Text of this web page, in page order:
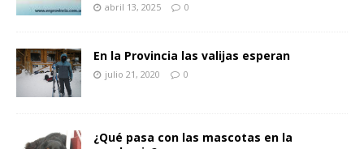
abril 13, 2025 0
En la Provincia las valijas esperan
julio 21, 2020 0
¿Qué pasa con las mascotas en la